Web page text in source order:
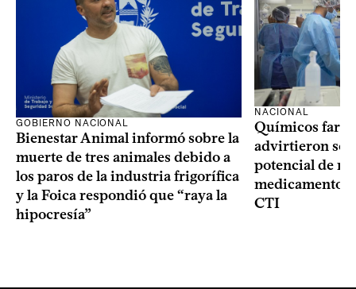
GOBIERNO NACIONAL
Bienestar Animal informó sobre la
muerte de tres animales debido a
los paros de la industria frigorífica
y la Foica respondió que “raya la
hipocresía”
NACIONAL
Químicos
advirtieron
potencial de
medicamentos
CTI